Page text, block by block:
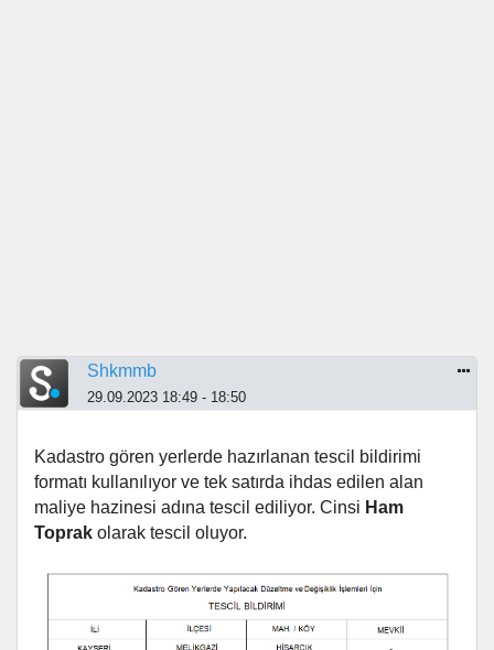
Shkmmb
29.09.2023 18:49 - 18:50
Kadastro gören yerlerde hazırlanan tescil bildirimi
formatı kullanılıyor ve tek satırda ihdas edilen alan
maliye hazinesi adına tescil ediliyor. Cinsi Ham
Toprak olarak tescil oluyor.